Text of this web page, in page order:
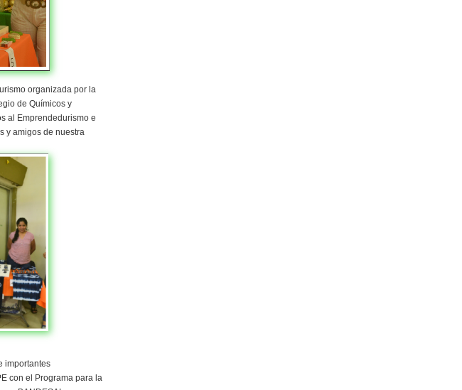
organizada por la
de Químicos y
al Emprendedurismo e
y amigos de nuestra
importantes
con el Programa para la